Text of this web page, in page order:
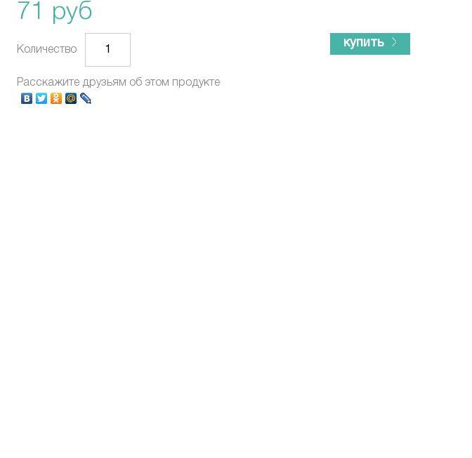
71 руб
Количество
купить
Расскажите друзьям об этом продукте